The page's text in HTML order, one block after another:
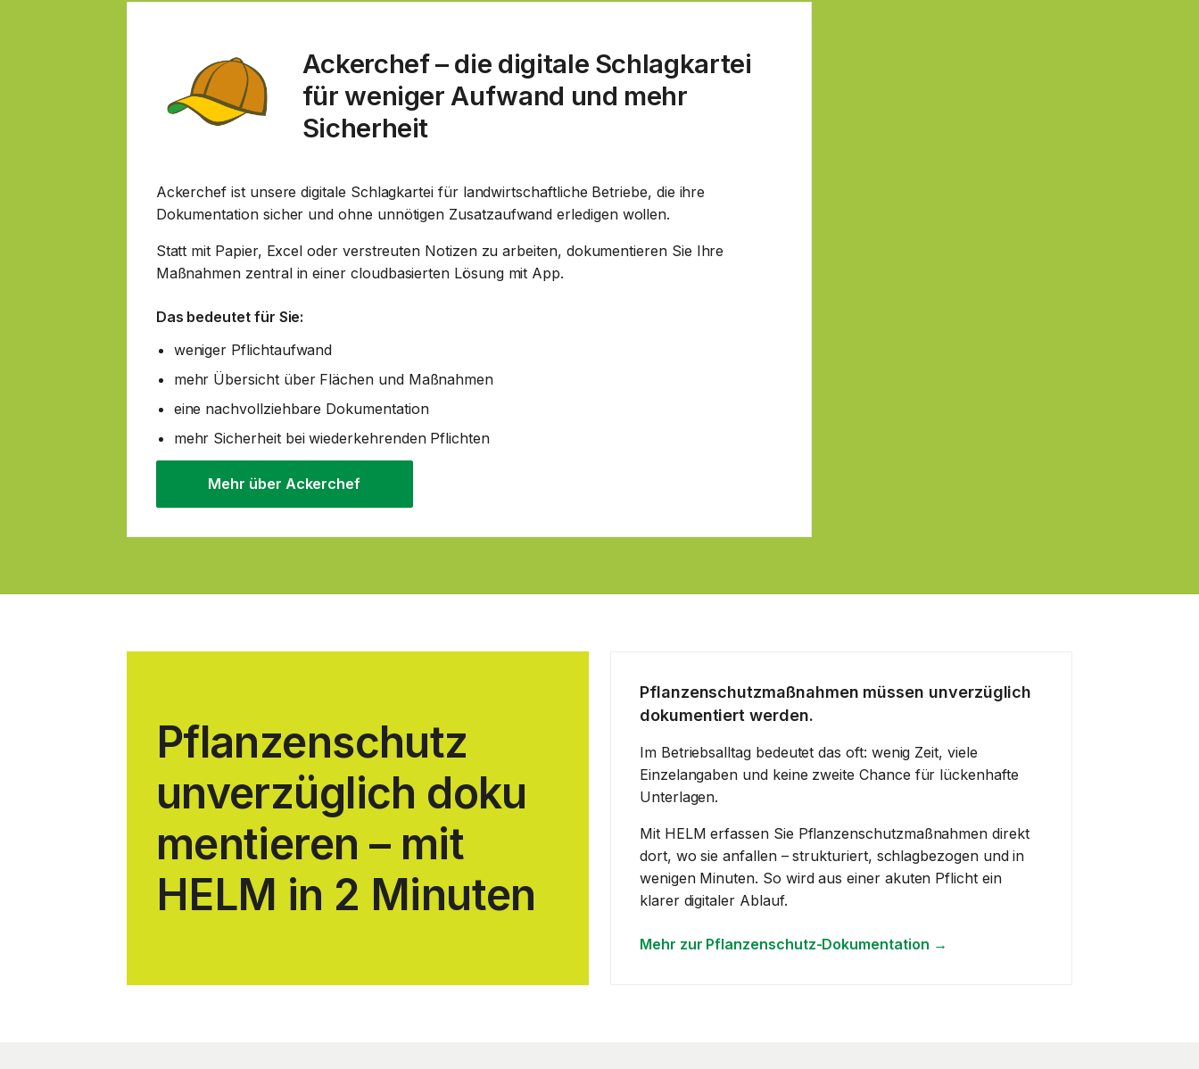
Ackerchef – die digitale Schlagkartei
für weniger Aufwand und mehr
Sicherheit
Ackerchef ist unsere digitale Schlagkartei für landwirtschaftliche Betriebe, die ihre
Dokumentation sicher und ohne unnötigen Zusatzaufwand erledigen wollen.
Statt mit Papier, Excel oder verstreuten Notizen zu arbeiten, dokumentieren Sie Ihre
Maßnahmen zentral in einer cloudbasierten Lösung mit App.
Das bedeutet für Sie:
weniger Pflichtaufwand
mehr Übersicht über Flächen und Maßnahmen
eine nachvollziehbare Dokumentation
mehr Sicherheit bei wiederkehrenden Pflichten
Mehr über Ackerchef
Pflanzenschutz
unverzüglich doku
mentieren – mit
HELM in 2 Minuten
Pflanzenschutzmaßnahmen müssen unverzüglich
dokumentiert werden.
Im Betriebsalltag bedeutet das oft: wenig Zeit, viele
Einzelangaben und keine zweite Chance für lückenhafte
Unterlagen.
Mit HELM erfassen Sie Pflanzenschutzmaßnahmen direkt
dort, wo sie anfallen – strukturiert, schlagbezogen und in
wenigen Minuten. So wird aus einer akuten Pflicht ein
klarer digitaler Ablauf.
Mehr zur Pflanzenschutz-Dokumentation →